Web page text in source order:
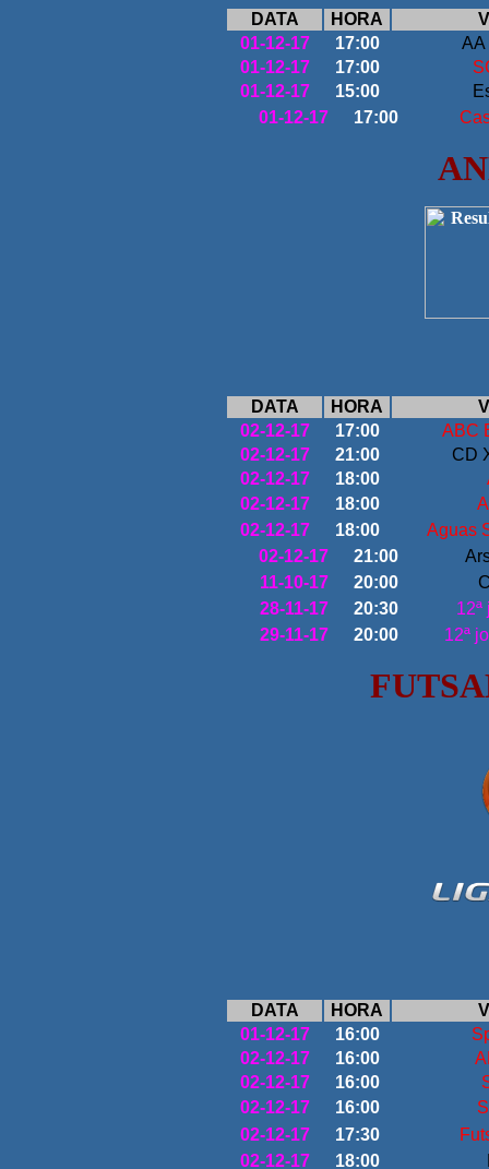
DATA HORA
01-12-17
17:00
AA
01-12-17
17:00
01-12-17
15:00
01-12-17
17:00
DATA HORA
02-12-17
17:00
ABC
02-12-17
21:00
CD
02-12-17
18:00
02-12-17
18:00
02-12-17
18:00
Aguas
02-12-17
21:00
11-10-17
20:00
28-11-17
20:30
12ª
29-11-17
20:00 12ª
DATA HORA
01-12-17
16:00
02-12-17
16:00
02-12-17
16:00
02-12-17
16:00
02-12-17
17:30
02-12-17
18:00